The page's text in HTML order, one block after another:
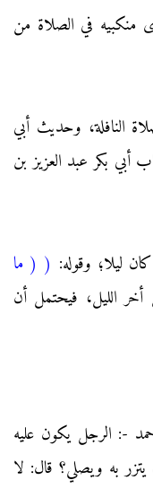
في الصلاة من
النافلة، وحديث أبي
بكر عبد العزيز بن
ليلا؛ وقوله: ( ( ما
الليل، فيحتمل أن
-: الرجل يكون عليه
به ويصلي؟ قال: لا